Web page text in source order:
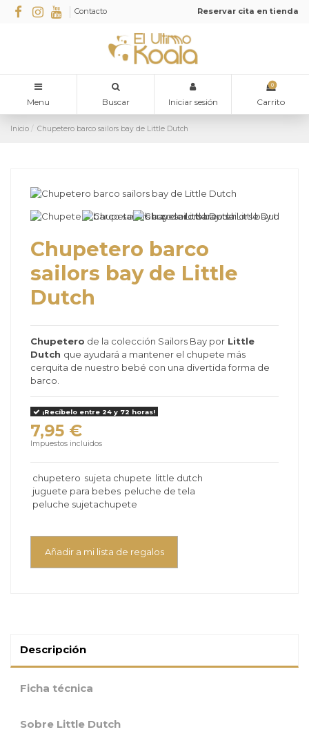
Contacto Reservar cita en tienda
Menu Buscar Iniciar sesión
0
Carrito
Inicio Chupetero barco sailors bay de Little Dutch
Chupetero barco
sailors bay de Little
Dutch
Chupetero de la colección Sailors Bay por Little
Dutch que ayudará a mantener el chupete más
cerquita de nuestro bebé con una divertida forma de
barco.
¡Recíbelo entre 24 y 72 horas!
7,95 €
Impuestos incluidos
chupetero sujeta chupete little dutch
juguete para bebes peluche de tela
peluche sujetachupete
Añadir a mi lista de regalos
Descripción
Ficha técnica
Sobre Little Dutch